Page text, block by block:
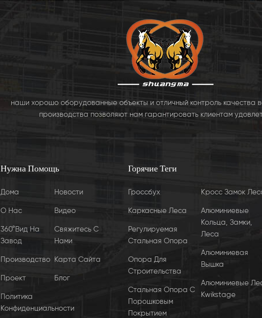
наши хорошо оборудованные объекты и отличный контроль качества
производства позволяют нам гарантировать клиентам
Нужна Помощь
Дома
О Нас
360°Вид На
Завод
Производство
Проект
Политика
Конфиденциальности
Новости
Видео
Свяжитесь С
Нами
Карта Сайта
Блог
Горячие Теги
Гроссбух
Каркасные Леса
Регулируемая
Стальная Опора
Опора Для
Строительства
Стальная Опора С
Порошковым
Покрытием
Кросс Замок
Алюминиевые
Кольца, Замки,
Леса
Алюминиевая
Вышка
Алюминиевые
Kwikstage